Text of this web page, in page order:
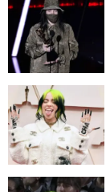
minute,
56
seconds